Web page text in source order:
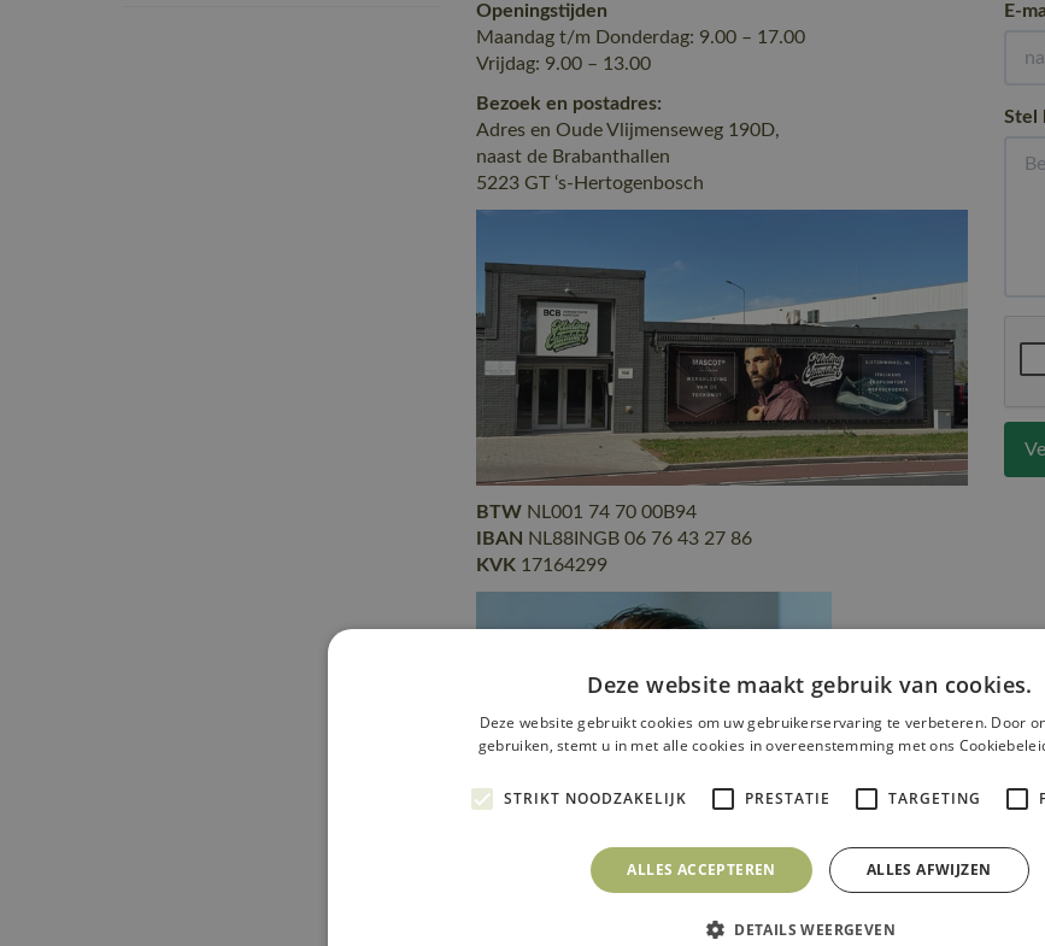
Openingstijden
Maandag t/m Donderdag: 9.00 – 17.00
Vrijdag: 9.00 – 13.00
Bezoek en postadres:
Adres en Oude Vlijmenseweg 190D,
naast de Brabanthallen
5223 GT ‘s-Hertogenbosch
BTWNL001 74 70 00B94
IBAN
NL88INGB 06 76 43 27 86
KVK17164299
E-
Stel
Deze website maakt gebruik van cookies.
Deze website gebruikt cookies om uw gebruikerservaring te verbeteren. Door
gebruiken, stemt u in met alle cookies in overeenstemming met ons
STRIKT NOODZAKELIJK PRESTATIE TARGETING
ALLES ACCEPTEREN ALLES AFWIJZEN
DETAILS WEERGEVEN